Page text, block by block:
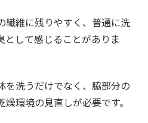
繊維に残りやすく、普通に洗
として感じることがありま
を洗うだけでなく、脇部分の
環境の見直しが必要です。